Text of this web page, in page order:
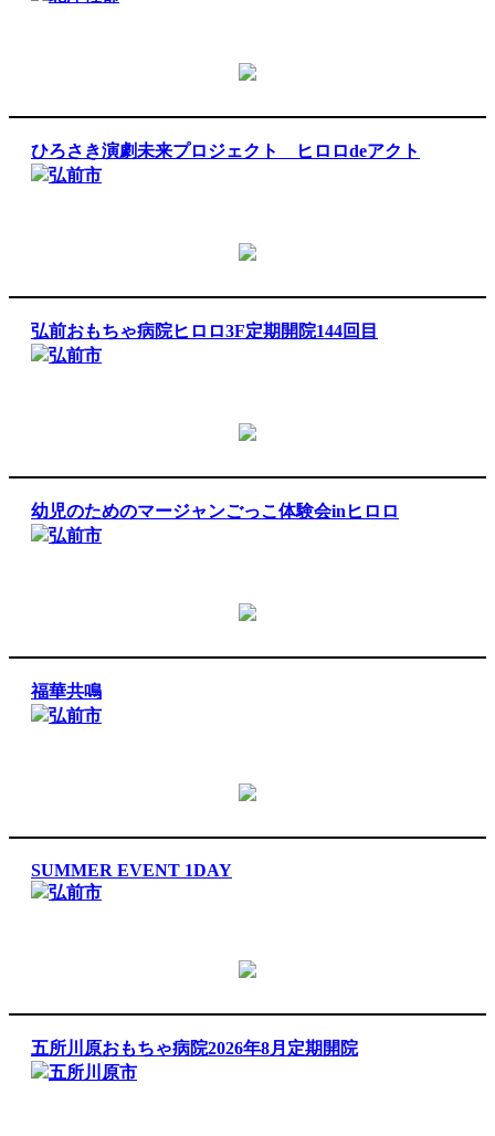
ひろさき演劇未来プロジェクト ヒロロdeアクト
弘前市
弘前おもちゃ病院ヒロロ3F定期開院144回目
弘前市
幼児のためのマージャンごっこ体験会inヒロロ
弘前市
福華共鳴
弘前市
SUMMER EVENT 1DAY
弘前市
五所川原おもちゃ病院2026年8月定期開院
五所川原市